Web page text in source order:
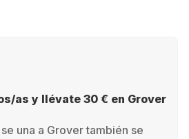
as y llévate 30 € en Grover
una a Grover también se